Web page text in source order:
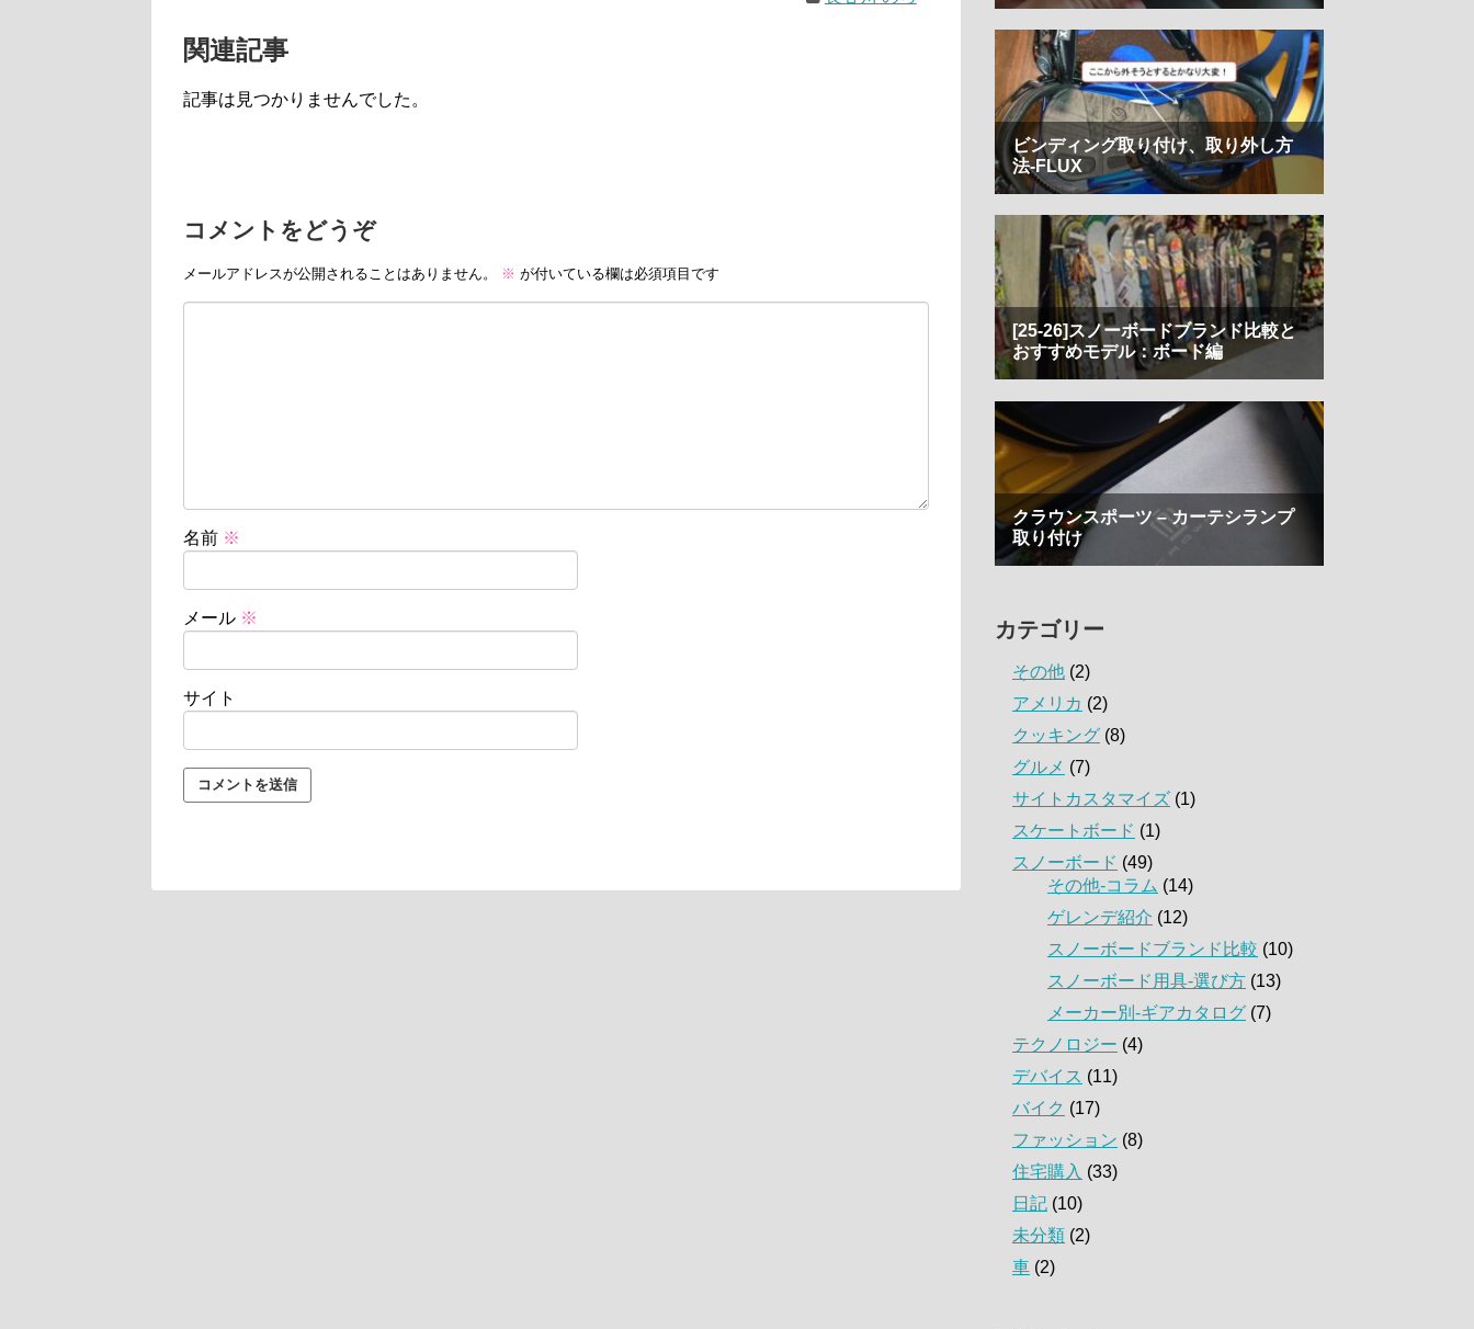
関連記事
記事は見つかりませんでした。
コメントをどうぞ
メールアドレスが公開されることはありません。 ※ が付いている欄は必須項目です
名前 ※
メール ※
サイト
カテゴリー
その他 (2)
アメリカ (2)
クッキング (8)
グルメ (7)
サイトカスタマイズ (1)
スケートボード (1)
スノーボード (49)
その他-コラム (14)
ゲレンデ紹介 (12)
スノーボードブランド比較 (10)
スノーボード用具-選び方 (13)
メーカー別-ギアカタログ (7)
テクノロジー (4)
デバイス (11)
バイク (17)
ファッション (8)
住宅購入 (33)
日記 (10)
未分類 (2)
車 (2)